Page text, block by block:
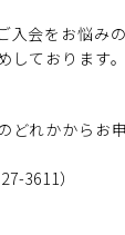
入会をお悩み
しております。
れかからお申
3611）